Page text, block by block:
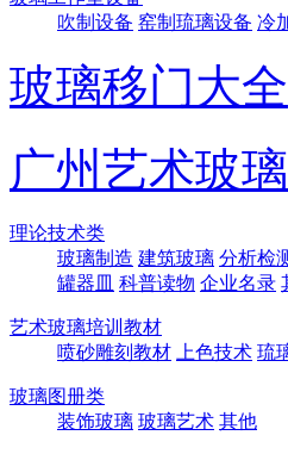
吹制设备 窑制琉璃设备 冷
玻璃移门大全
广州艺术玻
理论技术类
玻璃制造 建筑玻璃 分析检
罐器皿 科普读物 企业名录
艺术玻璃培训教材
喷砂雕刻教材
上色技术 琉
玻璃图册类
装饰玻璃 玻璃艺术 其他